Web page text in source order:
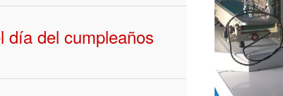
día del cumpleaños